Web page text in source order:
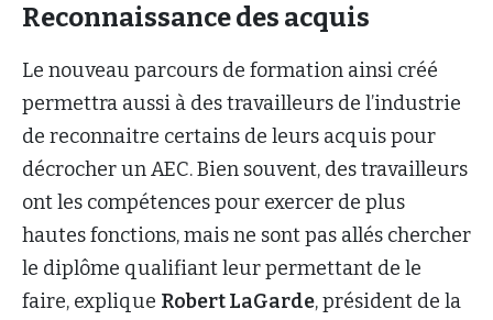
Reconnaissance des acquis
Le nouveau parcours de formation ainsi créé
permettra aussi à des travailleurs de l’industrie
de reconnaitre certains de leurs acquis pour
décrocher un AEC. Bien souvent, des travailleurs
ont les compétences pour exercer de plus
hautes fonctions, mais ne sont pas allés chercher
le diplôme qualifiant leur permettant de le
faire, explique Robert LaGarde, président de la